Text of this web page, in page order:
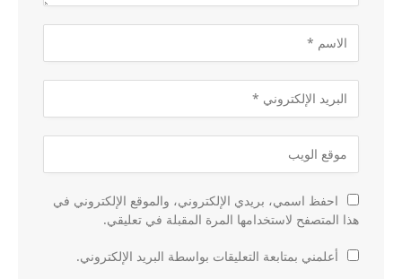
احفظ اسمي، بريدي الإلكتروني، والموقع الإلكتروني في
هذا المتصفح لاستخدامها المرة المقبلة في تعليقي.
أعلمني بمتابعة التعليقات بواسطة البريد الإلكتروني.